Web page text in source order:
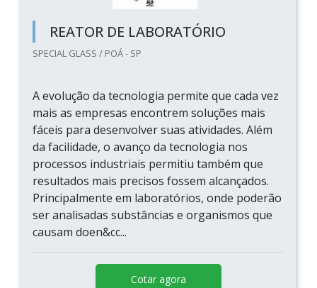
REATOR DE LABORATÓRIO
SPECIAL GLASS / POÁ - SP
A evolução da tecnologia permite que cada vez
mais as empresas encontrem soluções mais
fáceis para desenvolver suas atividades. Além
da facilidade, o avanço da tecnologia nos
processos industriais permitiu também que
resultados mais precisos fossem alcançados.
Principalmente em laboratórios, onde poderão
ser analisadas substâncias e organismos que
causam doen&cc...
Cotar agora